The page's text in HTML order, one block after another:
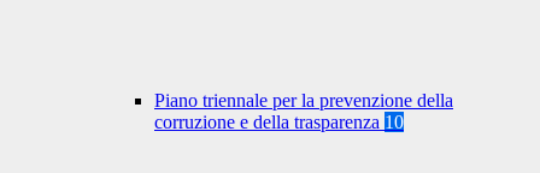
Piano triennale per la prevenzione della
corruzione e della trasparenza 10